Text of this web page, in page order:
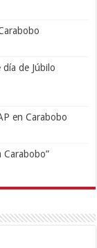
de Júbilo
en Carabobo
Carabobo”